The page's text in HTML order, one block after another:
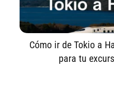
Cómo ir de Tokio a
para tu